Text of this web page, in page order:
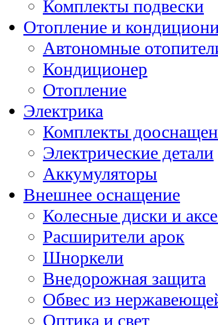
Комплекты подвески
Отопление и
Автономные
Кондиционер
Отопление
Электрика
Комплекты
Электрические детали
Аккумуляторы
Внешнее оснащение
Колесные диски и
Расширители арок
Шноркели
Внедорожная защита
Обвес из
Оптика и свет